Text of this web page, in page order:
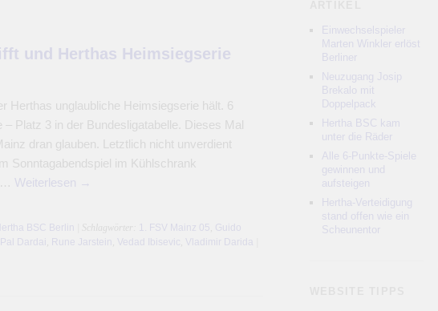
und Herthas Heimsiegserie
Herthas unglaubliche Heimsiegserie hält. 6
– Platz 3 in der Bundesligatabelle. Dieses Mal
dran glauben. Letztlich nicht unverdient
Sonntagabendspiel im Kühlschrank
… Weiterlesen →
BSC Berlin | Schlagwörter: 1. FSV Mainz 05 Guido
Pal Dardai Rune Jarstein Vedad Ibisevic Vladimir Darida
Einwechselspieler
Marten Winkler erlöst
Berliner
Neuzugang Josip
Brekalo mit
Doppelpack
Hertha BSC kam
unter die Räder
Alle 6-Punkte-Spiele
gewinnen und
aufsteigen
Hertha-Verteidigung
stand offen wie ein
Scheunentor